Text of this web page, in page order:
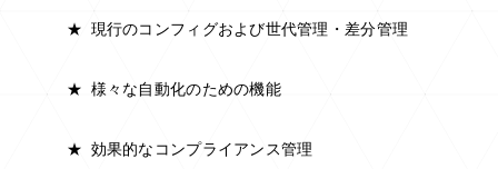
★ 現行のコンフィグおよび世代管理・差分管理
★ 様々な自動化のための機能
★ 効果的なコンプライアンス管理